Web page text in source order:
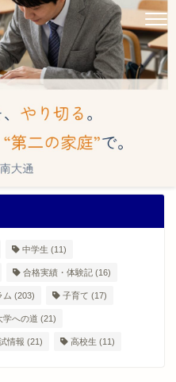
中学生 (11)
合格実績・体験記 (16)
ム (203) 子育て (17)
学への道 (21)
情報 (21) 高校生 (11)